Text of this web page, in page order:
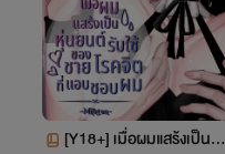
[Y18+] เมื่อผมแสร้งเป็นหุ่น